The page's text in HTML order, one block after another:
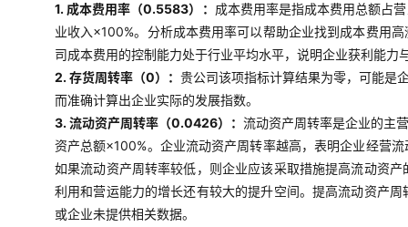
1. 成本费用率（0.5583）： 成本费用率是指成本费用总额占
业收入×100%。分析成本费用率可以帮助企业找到成本费用
司成本费用的控制能力处于行业平均水平，说明企业获利能力
2. 存货周转率（0）： 贵公司该项指标计算结果为零，可能是
而准确计算出企业实际的发展指数。
3. 流动资产周转率（0.0426）：流动资产周转率是企业的主
资产总额×100%。企业流动资产周转率越高，表明企业经营
如果流动资产周转率较低，则企业应该采取措施提高流动资
利用和营运能力的增长还有较大的提升空间。提高流动资产
或企业未提供相关数据。